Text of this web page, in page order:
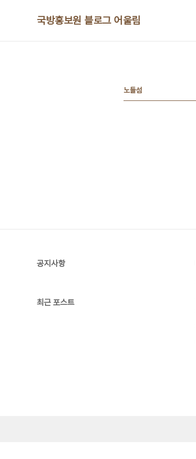
국방홍보원 블로그 어울림
노들섬
공지사항
최근 포스트